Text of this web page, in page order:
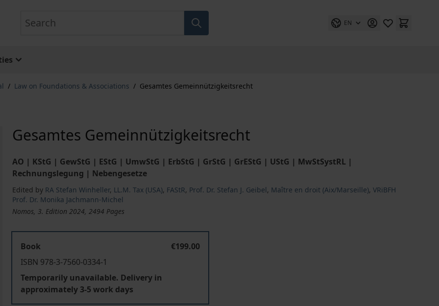
EN
/ Law on Foundations & Associations / Gesamtes Gemeinnützigkeitsrecht
Gesamtes Gemeinnützigkeitsrecht
AO | KStG | GewStG | EStG | UmwStG | ErbStG | GrStG | GrEStG | UStG | MwStSystRL |
Rechnungslegung | Nebengesetze
Edited by RA Stefan Winheller, LL.M. Tax (USA), FAStR, Prof. Dr. Stefan J. Geibel, Maître en droit (Aix/Marseille),VRiBFH
Prof. Dr. Monika Jachmann-Michel
Nomos, 3. Edition 2024, 2494 Pages
Book
€199.00
ISBN 978-3-7560-0334-1
Temporarily unavailable. Delivery in
approximately 3-5 work days